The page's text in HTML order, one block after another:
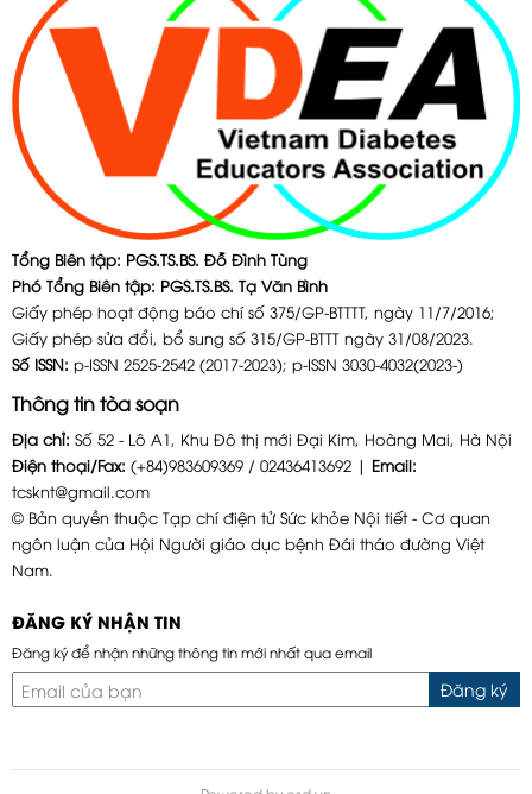
Tổng Biên tập: PGS.TS.BS. Đỗ Đình Tùng
Phó Tổng Biên tập: PGS.TS.BS. Tạ Văn Bình
Giấy phép hoạt động báo chí số 375/GP-BTTTT, ngày 11/7/2016;
Giấy phép sửa đổi, bổ sung số 315/GP-BTTT ngày 31/08/2023.
Số ISSN: p-ISSN 2525-2542 (2017-2023); p-ISSN 3030-4032(2023-)
Thông tin tòa soạn
Địa chỉ: Số 52 - Lô A1, Khu Đô thị mới Đại Kim, Hoàng Mai, Hà Nội
Điện thoại/Fax: (+84)983609369 / 02436413692 | Email:
tcsknt@gmail.com
© Bản quyền thuộc Tạp chí điện tử Sức khỏe Nội tiết - Cơ quan
ngôn luận của Hội Người giáo dục bệnh Đái tháo đường Việt
Nam.
ĐĂNG KÝ NHẬN TIN
Đăng ký để nhận những thông tin mới nhất qua email
Đăng ký